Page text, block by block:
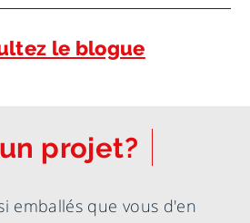
le blogue
projet?
emballés que vous d'en